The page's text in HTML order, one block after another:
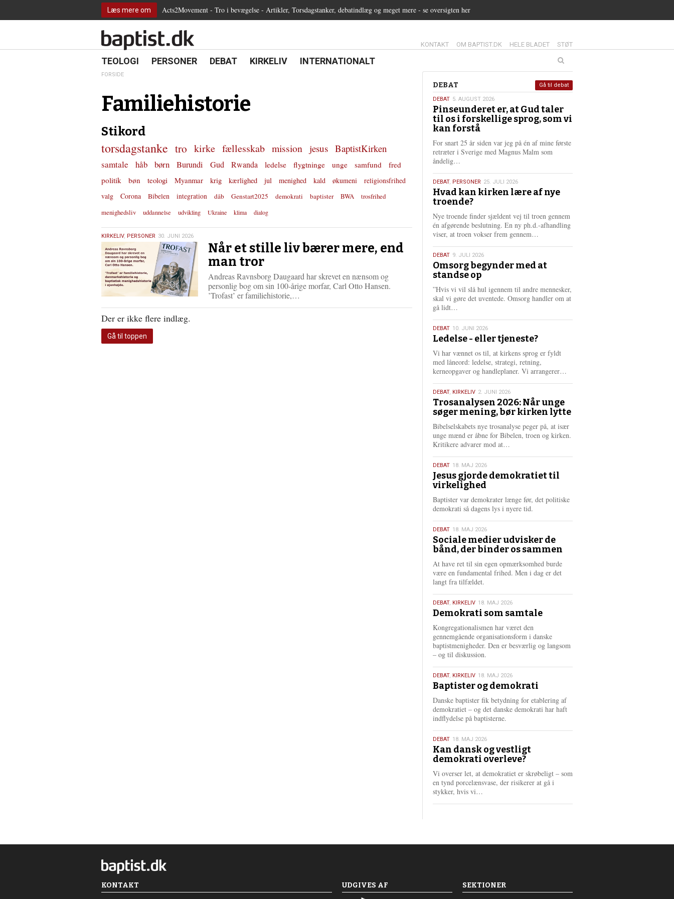
gå
for
6.0:
Internationalt
Læs mere om Acts2Movement - Tro i bevægelse - Artikler, Torsdagstanker, debatindlæg og meget mere - se oversigten her
13.0:
KONTAKT 14.0:
OM BAPTIST.DK 15.0:
HELE BLADET 16.0:
STØT
18.0:
TEOLOGI 19.0:
PERSONER 20.0:
DEBAT 21.0:
KIRKELIV 22.0:
INTERNATIONALT
FORSIDE
Familiehistorie
Stikord
torsdagstanke tro kirke fællesskab mission jesus BaptistKirken
samtale håb børn Burundi Gud Rwanda ledelse flygtninge unge samfund
fred
politik
bøn teologi Myanmar krig kærlighed jul menighed kald økumeni
religionsfrihed
valg
Corona Bibelen integration dåb Genstart2025 demokrati baptister BWA
trosfrihed
menighedsliv
uddannelse udvikling Ukraine klima dialog
30.
juni
2026
KIRKELIV, PERSONER 30. JUNI 2026
Når et stille liv bærer mere, end
man tror
Andreas Ravnsborg Daugaard har skrevet en nænsom og
personlig bog om sin 100-årige morfar, Carl Otto Hansen.
’Trofast’ er familiehistorie,…
Der er ikke flere indlæg.
Gå til toppen
Debat
DEBAT
5.
august
2026
DEBAT 5. AUGUST 2026
Pinseunderet er, at Gud taler
til os i forskellige sprog, som vi
kan forstå
For snart 25 år siden var jeg på én af mine første
retræter i Sverige med Magnus Malm som
åndelig…
s
m
e
r
e
25.
juli
2026
DEBAT, PERSONER 25. JULI 2026
Hvad kan kirken lære af nye
troende?
Nye troende finder sjældent vej til troen gennem
én afgørende beslutning. En ny ph.d.-afhandling
viser, at troen vokser frem gennem…
e
e
9.
juli
2026
DEBAT 9. JULI 2026
Omsorg begynder med at
standse op
”Hvis vi vil slå hul igennem til andre mennesker,
skal vi gøre det uventede. Omsorg handler om at
gå lidt…
s
e
r
e
10.
juni
2026
DEBAT 10. JUNI 2026
Ledelse - eller tjeneste?
Vi har vænnet os til, at kirkens sprog er fyldt
med låneord: ledelse, strategi, retning,
kerneopgaver og handleplaner. Vi arrangerer…
r
e
2.
juni
2026
DEBAT, KIRKELIV 2. JUNI 2026
Trosanalysen 2026: Når unge
søger mening, bør kirken lytte
Bibelselskabets nye trosanalyse peger på, at især
unge mænd er åbne for Bibelen, troen og kirken.
Kritikere advarer mod at…
e
e
18.
maj
2026
DEBAT 18. MAJ 2026
Jesus gjorde demokratiet til
virkelighed
Baptister var demokrater længe før, det politiske
demokrati så dagens lys i nyere tid.
18.
maj
2026
DEBAT 18. MAJ 2026
Sociale medier udvisker de
bånd, der binder os sammen
At have ret til sin egen opmærksomhed burde
være en fundamental frihed. Men i dag er det
langt fra tilfældet.
18.
maj
2026
DEBAT, KIRKELIV 18. MAJ 2026
Demokrati som samtale
Kongregationalismen har været den
gennemgående organisationsform i danske
baptistmenigheder. Den er besværlig og langsom
– og til diskussion.
18.
maj
2026
DEBAT, KIRKELIV 18. MAJ 2026
Baptister og demokrati
Danske baptister fik betydning for etablering af
demokratiet – og det danske demokrati har haft
indflydelse på baptisterne.
18.
maj
2026
DEBAT 18. MAJ 2026
Kan dansk og vestligt
demokrati overleve?
Vi overser let, at demokratiet er skrøbeligt – som
en tynd porcelænsvase, der risikerer at gå i
stykker, hvis vi…
e
Gå til debat
KONTAKT UDGIVES AF SEKTIONER